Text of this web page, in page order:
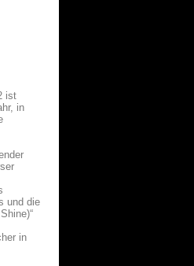
ist
in
und die
in